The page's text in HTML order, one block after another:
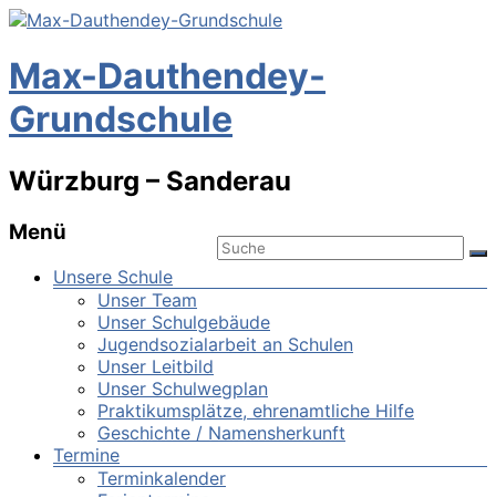
Max-Dauthendey-
Grundschule
Würzburg – Sanderau
Menü
Unsere Schule
Unser Team
Unser Schulgebäude
Jugendsozialarbeit an Schulen
Unser Leitbild
Unser Schulwegplan
Praktikumsplätze, ehrenamtliche Hilfe
Geschichte / Namensherkunft
Termine
Terminkalender